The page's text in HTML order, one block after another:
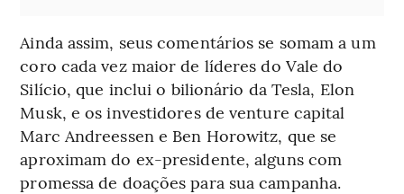
Ainda assim, seus comentários se somam a um
coro cada vez maior de líderes do Vale do
Silício, que inclui o bilionário da Tesla, Elon
Musk, e os investidores de venture capital
Marc Andreessen e Ben Horowitz, que se
aproximam do ex-presidente, alguns com
promessa de doações para sua campanha.